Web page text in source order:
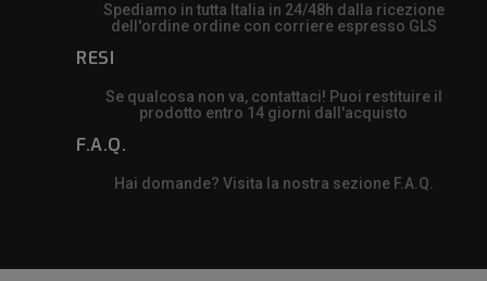
Spediamo in tutta Italia in 24/48h dalla ricezione
dell'ordine ordine con corriere espresso GLS
RESI
Se qualcosa non va, contattaci! Puoi restituire il
prodotto entro 14 giorni dall'acquisto
F.A.Q.
Hai domande? Visita la nostra sezione F.A.Q.